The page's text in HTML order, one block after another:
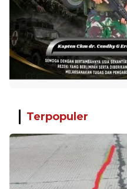
Terpopuler